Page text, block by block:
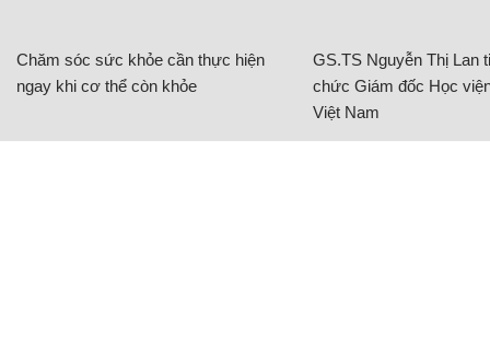
Chăm sóc sức khỏe cần thực hiện
ngay khi cơ thể còn khỏe
GS.TS Nguyễn Thị Lan
chức Giám đốc Học
Việt Nam